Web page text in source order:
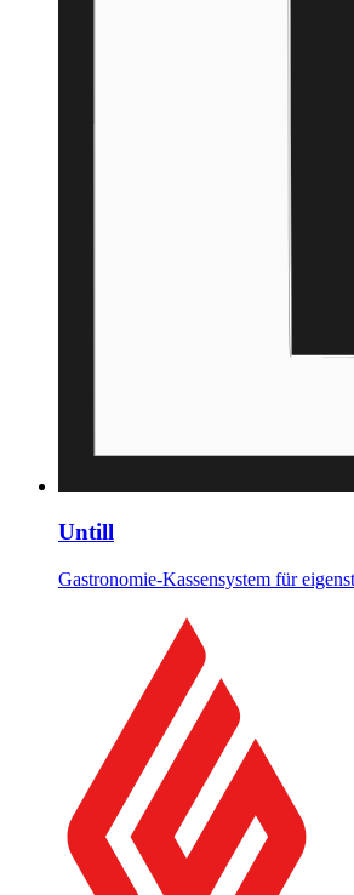
Untill
Gastronomie-Kassensystem für